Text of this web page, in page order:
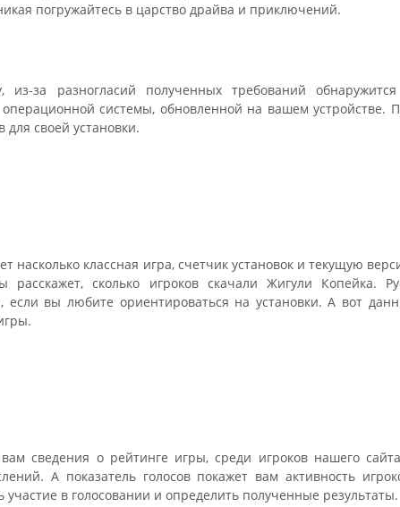
погружайтесь в царство драйва и приключений.
из-за разногласий полученных требований
системы, обновленной на вашем устройстве.
для своей установки.
насколько классная игра, счетчик установок и текущую
расскажет, сколько игроков скачали Жигули Копейка.
если вы любите ориентироваться на установки. А вот
сведения о рейтинге игры, среди игроков нашего
А показатель голосов покажет вам активность
в голосовании и определить полученные результаты.